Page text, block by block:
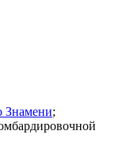
Знамени;